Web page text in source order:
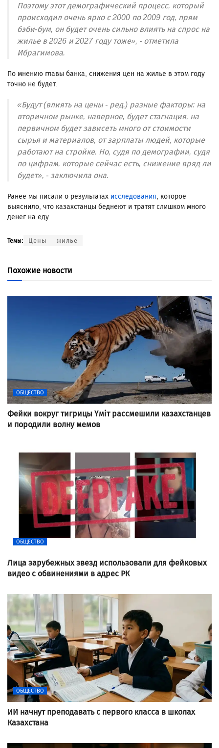
Поэтому этот демографический процесс, который
происходил очень ярко с 2000 по 2009 год, прям
бэби-бум, он будет очень сильно влиять на спрос на
жилье в 2026 и 2027 году тоже», - отметила
Ибрагимова.
По мнению главы банка, снижения цен на жилье в этом году
точно не будет.
«Будут (влиять на цены - ред.) разные факторы: на
вторичном рынке, наверное, будет стагнация, на
первичном будет зависеть много от стоимости
сырья и материалов, от зарплаты людей, которые
работают на стройке. Но, судя по демографии, судя
по цифрам, которые сейчас есть, снижение вряд ли
будет», - заключила она.
Ранее мы писали о результатах исследования, которое
выяснило, что казахстанцы беднеют и тратят слишком много
денег на еду.
Темы: Цены жилье
Похожие новости
ОБЩЕСТВО
Фейки вокруг тигрицы Үміт рассмешили казахстанцев
и породили волну мемов
ОБЩЕСТВО
Лица зарубежных звезд использовали для фейковых
видео с обвинениями в адрес РК
ОБЩЕСТВО
ИИ начнут преподавать с первого класса в школах
Казахстана